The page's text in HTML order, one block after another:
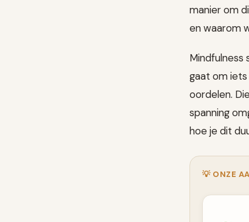
manier om
en waarom
Mindfulness
gaat om
oordelen.
spanning
hoe je dit
💡 ONZE